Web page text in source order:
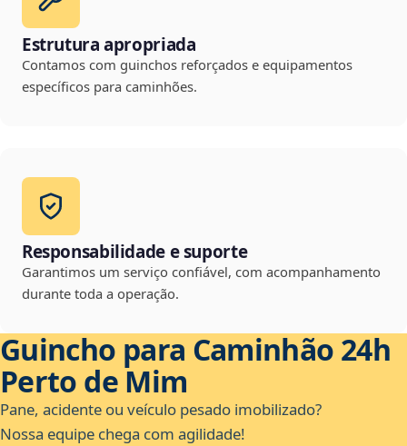
Estrutura apropriada
Contamos com guinchos reforçados e equipamentos
específicos para caminhões.
Responsabilidade e suporte
Garantimos um serviço confiável, com acompanhamento
durante toda a operação.
Guincho para Caminhão 24h
Perto de Mim
Pane, acidente ou veículo pesado imobilizado?
Nossa equipe chega com agilidade!